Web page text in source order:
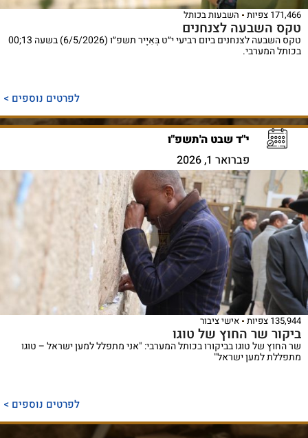
171,466 צפיות השבעות בכותל
טקס השבעה לצנחנים
טקס השבעה לצנחנים ביום רביעי י״ט בְּאִיָיר תשפ״ו (6/5/2026) בשעה 13;00
בכותל המערבי.
לפרטים נוספים >
י"ד שבט ה'תשפ"ו
פברואר 1, 2026
135,944 צפיות אישי ציבור
ביקור שר החוץ של טוגו
שר החוץ של טוגו בביקורו בכותל המערבי: "אני מתפלל למען ישראל – טוגו
מתפללת למען ישראל"
לפרטים נוספים >